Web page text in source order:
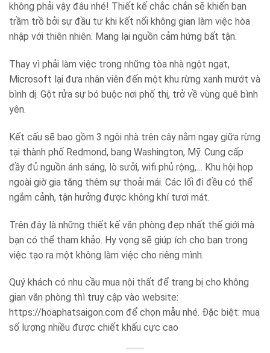
không phải vậy đâu nhé! Thiết kế chắc chắn sẽ khiến bạn
trầm trồ bởi sự đầu tư khi kết nối không gian làm việc hòa
nhập với thiên nhiên. Mang lại nguồn cảm hứng bất tận.
Thay vì phải làm việc trong những tòa nhà ngột ngạt,
Microsoft lại đưa nhân viên đến một khu rừng xanh mướt và
bình dị. Gột rửa sự bó buộc nơi phố thị, trở về vùng quê bình
yên.
Kết cấu sẽ bao gồm 3 ngôi nhà trên cây nằm ngay giữa rừng
tại thành phố Redmond, bang Washington, Mỹ. Cung cấp
đầy đủ nguồn ánh sáng, lò sưởi, wifi phủ rộng,… Khu hội họp
ngoài giờ gia tăng thêm sự thoải mái. Các lối đi đều có thể
ngắm cảnh, tận hưởng được không khí tươi mát.
Trên đây là những thiết kế văn phòng đẹp nhất thế giới mà
bạn có thể tham khảo. Hy vọng sẽ giúp ích cho bạn trong
việc tạo ra một không làm việc cho riêng mình.
Quý khách có nhu cầu mua nội thất để trang bị cho không
gian văn phòng thì truy cập vào website:
https://hoaphatsaigon.com để chọn mẫu nhé. Đặc biệt: mua
số lượng nhiều được chiết khấu cực cao